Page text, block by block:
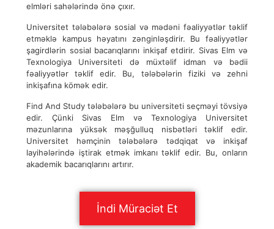
elmləri sahələrində önə çıxır.
Universitet tələbələrə sosial və mədəni fəaliyyətlər təklif
etməklə kampus həyatını zənginləşdirir. Bu fəaliyyətlər
şagirdlərin sosial bacarıqlarını inkişaf etdirir. Sivas Elm və
Texnologiya Universiteti də müxtəlif idman və bədii
fəaliyyətlər təklif edir. Bu, tələbələrin fiziki və zehni
inkişafına kömək edir.
Find And Study tələbələrə bu universiteti seçməyi tövsiyə
edir. Çünki Sivas Elm və Texnologiya Universitet
məzunlarına yüksək məşğulluq nisbətləri təklif edir.
Universitet həmçinin tələbələrə tədqiqat və inkişaf
layihələrində iştirak etmək imkanı təklif edir. Bu, onların
akademik bacarıqlarını artırır.
İndi Müraciət Et